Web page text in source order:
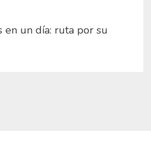
en un día: ruta por su